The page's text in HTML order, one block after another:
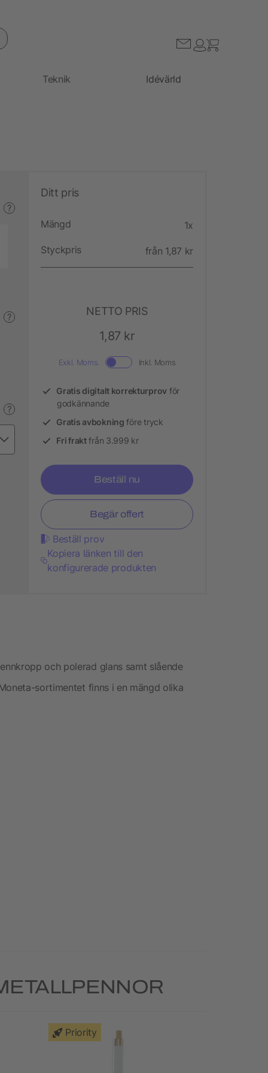
Teknik Idévärld
?
?
?
Ditt pris
Mängd 1x
Styckpris från 1,87 kr
NETTO PRIS
1,87 kr
Exkl. Moms. Inkl. Moms
Gratis digitalt korrekturprov för
godkännande
Gratis avbokning före tryck
Fri fraktfrån 3.999 kr
Beställ nu
Begär offert
Beställ prov
Kopiera länken till den
konfigurerade produkten
och polerad glans samt slående
sortimentet finns i en mängd olika
Priority